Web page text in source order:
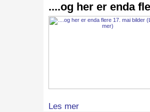
....og her er enda
Les mer